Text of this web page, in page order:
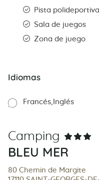
Pista polideportiva
Sala de juegos
Zona de juego
Idiomas
Francés Inglés
Camping
BLEU MER
80 Chemin de Margite